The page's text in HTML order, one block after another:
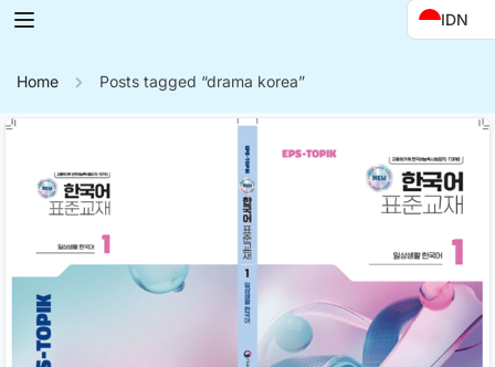
IDN
Home Posts tagged “drama korea”